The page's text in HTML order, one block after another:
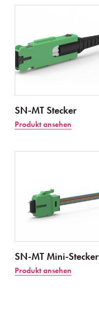
SN-MT Stecker
Produkt ansehen
SN-MT Mini-Stecker
Produkt ansehen